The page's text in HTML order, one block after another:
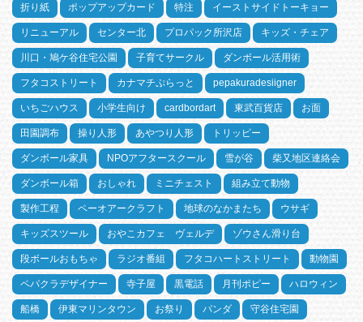
折り紙 ポップアップカード 特注 イーストサイドトーキョー
リニューアル センター北 プロパック所沢店 キッズ・チェア
川口・鳩ケ谷住宅公園 子育てサークル ダンボール活用術
フタコストリート カナマチぷらっと pepakuradesiigner
いちごハウス 小学生向け cardbordart 東武百貨店 お面
田園調布 操り人形 あやつり人形 トリッピー
ダンボール家具 NPOアフタースクール 雪が谷 柴又地区連絡会
ダンボール箱 おしゃれ ミニチェスト 組み立て動物
製作工程 ペーオアークラフト 地球のなかまたち ウサギ
キッズスツール おやこカフェ ヴェルデ ゾウさん滑り台
段ボールおもちゃ ラジオ番組 フタコハートストリート 動物園
ペパクラデザイナー 寺子屋 黒電話 月刊ポピー ハロウィン
船橋 伊東マリンタウン お祭り パンダ 守谷住宅園